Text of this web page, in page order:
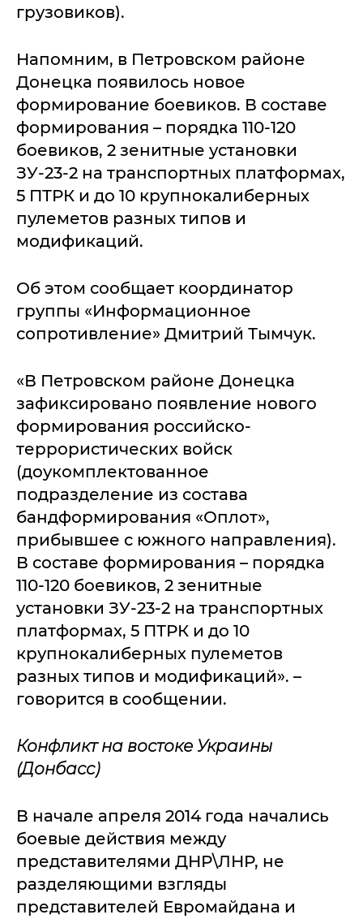
грузовиков).
Напомним, в Петровском районе
Донецка появилось новое
формирование боевиков. В составе
формирования – порядка 110-120
боевиков, 2 зенитные установки
ЗУ-23-2 на транспортных платформах,
5 ПТРК и до 10 крупнокалиберных
пулеметов разных типов и
модификаций.
Об этом сообщает координатор
группы «Информационное
сопротивление» Дмитрий Тымчук.
«В Петровском районе Донецка
зафиксировано появление нового
формирования российско-
террористических войск
(доукомплектованное
подразделение из состава
бандформирования «Оплот»,
прибывшее с южного направления).
В составе формирования – порядка
110-120 боевиков, 2 зенитные
установки ЗУ-23-2 на транспортных
платформах, 5 ПТРК и до 10
крупнокалиберных пулеметов
разных типов и модификаций». –
говорится в сообщении.
Конфликт на востоке Украины
(Донбасс)
В начале апреля 2014 года начались
боевые действия между
представителями ДНР\ЛНР, не
разделяющими взгляды
представителей Евромайдана и